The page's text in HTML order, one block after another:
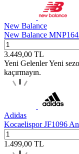
New Balance
New Balance
3.449,00 TL
Yeni GelenlerYeni
kaçırmayın.
Adidas
Kocaelispor JF1096
1.499,00 TL